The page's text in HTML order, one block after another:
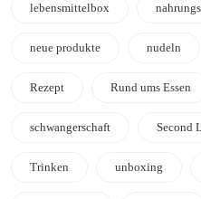
lebensmittelbox
neue produkte nudeln
Rezept Rund ums Essen
schwangerschaft Second
Trinken unboxing